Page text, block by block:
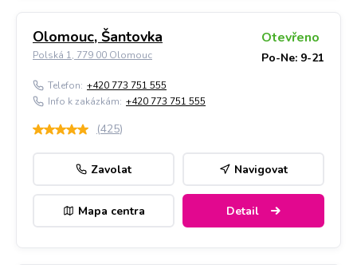
Olomouc, Šantovka
Polská 1, 779 00 Olomouc
Otevřeno
Po-Ne: 9-21
Telefon: +420 773 751 555
Info k zakázkám: +420 773 751 555
(425)
Zavolat Navigovat
Mapa centra Detail